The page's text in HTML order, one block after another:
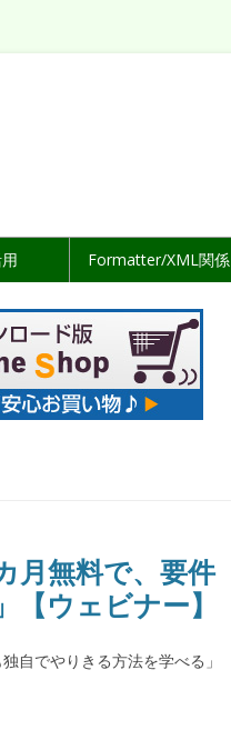
Formatter/XML関係
月無料で、要件
ウェビナー】
自でやりきる方法を学べる」